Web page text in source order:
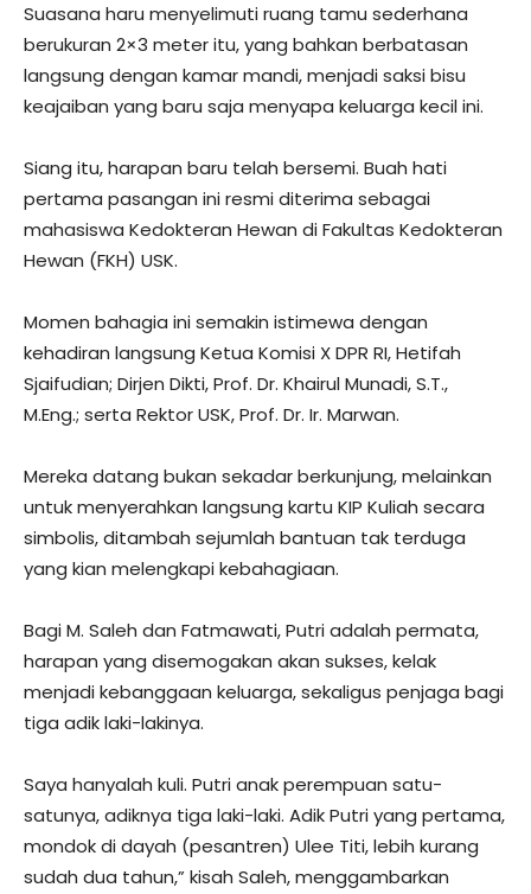
Suasana haru menyelimuti ruang tamu sederhana
berukuran 2×3 meter itu, yang bahkan berbatasan
langsung dengan kamar mandi, menjadi saksi bisu
keajaiban yang baru saja menyapa keluarga kecil ini.
Siang itu, harapan baru telah bersemi. Buah hati
pertama pasangan ini resmi diterima sebagai
mahasiswa Kedokteran Hewan di Fakultas Kedokteran
Hewan (FKH) USK.
Momen bahagia ini semakin istimewa dengan
kehadiran langsung Ketua Komisi X DPR RI, Hetifah
Sjaifudian; Dirjen Dikti, Prof. Dr. Khairul Munadi, S.T.,
M.Eng.; serta Rektor USK, Prof. Dr. Ir. Marwan.
Mereka datang bukan sekadar berkunjung, melainkan
untuk menyerahkan langsung kartu KIP Kuliah secara
simbolis, ditambah sejumlah bantuan tak terduga
yang kian melengkapi kebahagiaan.
Bagi M. Saleh dan Fatmawati, Putri adalah permata,
harapan yang disemogakan akan sukses, kelak
menjadi kebanggaan keluarga, sekaligus penjaga bagi
tiga adik laki-lakinya.
Saya hanyalah kuli. Putri anak perempuan satu-
satunya, adiknya tiga laki-laki. Adik Putri yang pertama,
mondok di dayah (pesantren) Ulee Titi, lebih kurang
sudah dua tahun,” kisah Saleh, menggambarkan